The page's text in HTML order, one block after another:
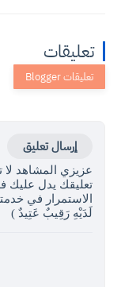
تعليقات
إرسال تعليق
عزيزي المشاهد لا
تعليقك يدل عليك
الاستمرار في
لَدَيْهِ رَقِيبٌ عَتِيدٌ )